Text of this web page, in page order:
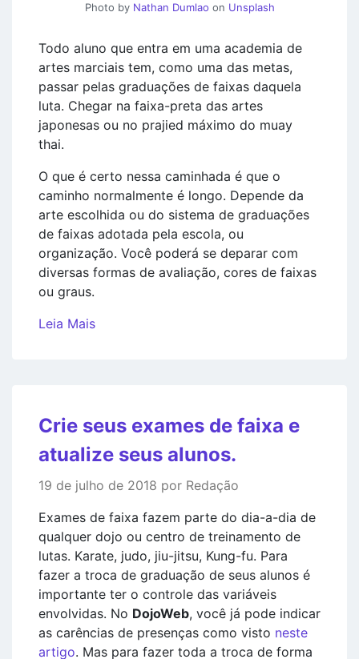
Photo by Nathan Dumlao on Unsplash
Todo aluno que entra em uma academia de
artes marciais tem, como uma das metas,
passar pelas graduações de faixas daquela
luta. Chegar na faixa-preta das artes
japonesas ou no prajied máximo do muay
thai.
O que é certo nessa caminhada é que o
caminho normalmente é longo. Depende da
arte escolhida ou do sistema de graduações
de faixas adotada pela escola, ou
organização. Você poderá se deparar com
diversas formas de avaliação, cores de faixas
ou graus.
Leia Mais
Crie seus exames de faixa e
atualize seus alunos.
19 de julho de 2018 por Redação
Exames de faixa fazem parte do dia-a-dia de
qualquer dojo ou centro de treinamento de
lutas. Karate, judo, jiu-jitsu, Kung-fu. Para
fazer a troca de graduação de seus alunos é
importante ter o controle das variáveis
envolvidas. No DojoWeb, você já pode indicar
as carências de presenças como visto neste
artigo. Mas para fazer toda a troca de forma